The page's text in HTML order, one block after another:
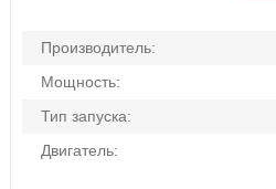
Производитель:
Мощность:
Тип запуска:
Двигатель: